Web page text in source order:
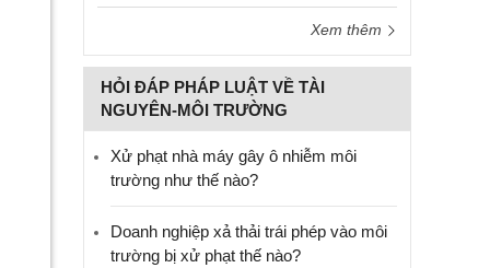
Xem thêm
HỎI ĐÁP PHÁP LUẬT VỀ TÀI
NGUYÊN-MÔI TRƯỜNG
Xử phạt nhà máy gây ô nhiễm môi
trường như thế nào?
Doanh nghiệp xả thải trái phép vào môi
trường bị xử phạt thế nào?